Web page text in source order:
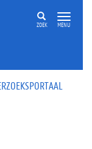
ZOEK MENU